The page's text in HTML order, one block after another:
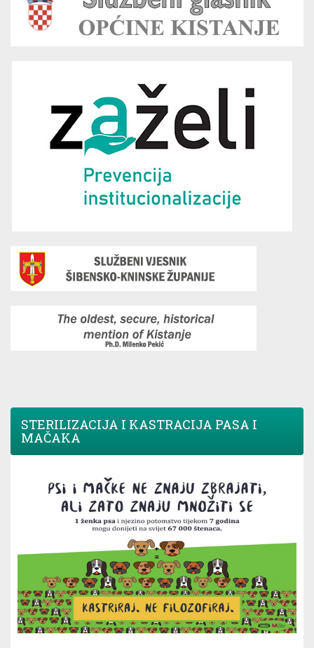
STERILIZACIJA I KASTRACIJA PASA I
MAČAKA